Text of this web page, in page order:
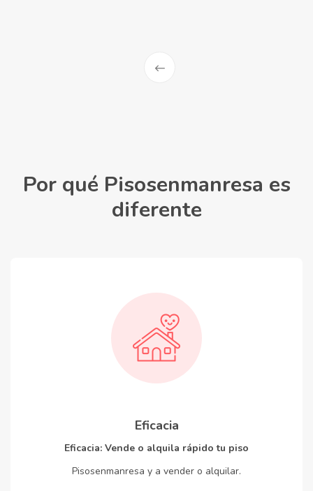
Por qué Pisosenmanresa es
diferente
Eficacia
Eficacia: Vende o alquila rápido tu piso
Pisosenmanresa y a vender o alquilar.